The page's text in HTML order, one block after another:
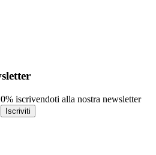
iscrivendoti alla nostra newsletter
Iscriviti